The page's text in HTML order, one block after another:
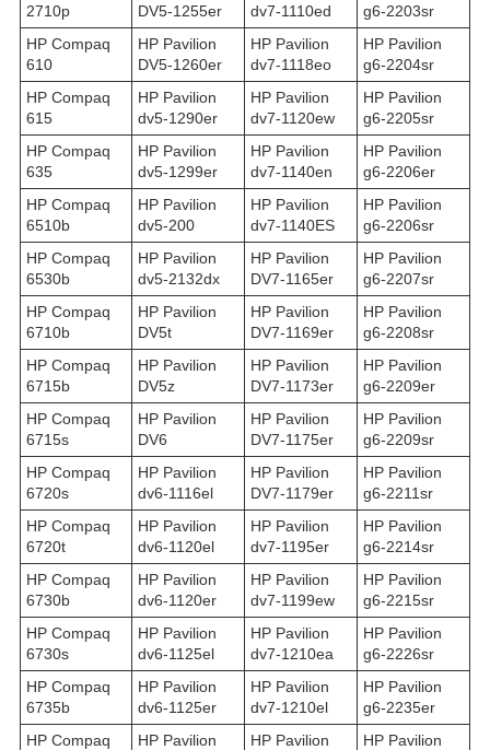
2710p
DV5-1255er
dv7-1110ed
g6-2203sr
HP Compaq
610
HP Pavilion
DV5-1260er
HP Pavilion
dv7-1118eo
HP Pavilion
g6-2204sr
HP Compaq
615
HP Pavilion
dv5-1290er
HP Pavilion
dv7-1120ew
HP Pavilion
g6-2205sr
HP Compaq
635
HP Pavilion
dv5-1299er
HP Pavilion
dv7-1140en
HP Pavilion
g6-2206er
HP Compaq
6510b
HP Pavilion
dv5-200
HP Pavilion
dv7-1140ES
HP Pavilion
g6-2206sr
HP Compaq
6530b
HP Pavilion
dv5-2132dx
HP Pavilion
DV7-1165er
HP Pavilion
g6-2207sr
HP Compaq
6710b
HP Pavilion
DV5t
HP Pavilion
DV7-1169er
HP Pavilion
g6-2208sr
HP Compaq
6715b
HP Pavilion
DV5z
HP Pavilion
DV7-1173er
HP Pavilion
g6-2209er
HP Compaq
6715s
HP Pavilion
DV6
HP Pavilion
DV7-1175er
HP Pavilion
g6-2209sr
HP Compaq
6720s
HP Pavilion
dv6-1116el
HP Pavilion
DV7-1179er
HP Pavilion
g6-2211sr
HP Compaq
6720t
HP Pavilion
dv6-1120el
HP Pavilion
dv7-1195er
HP Pavilion
g6-2214sr
HP Compaq
6730b
HP Pavilion
dv6-1120er
HP Pavilion
dv7-1199ew
HP Pavilion
g6-2215sr
HP Compaq
6730s
HP Pavilion
dv6-1125el
HP Pavilion
dv7-1210ea
HP Pavilion
g6-2226sr
HP Compaq
6735b
HP Pavilion
dv6-1125er
HP Pavilion
dv7-1210el
HP Pavilion
g6-2235er
HP Compaq
HP Pavilion
HP Pavilion
HP Pavilion